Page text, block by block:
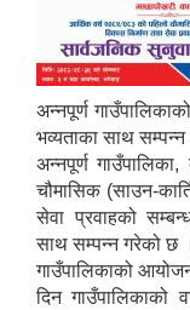
अन्नपूर्ण
भव्यताका साथ सम्पन्न
अन्नपूर्ण
चौमासिक (साउन-
सेवा प्रवाहको
साथ सम्पन्न गरेको छ ।
गाउँपालिकाको
दिन